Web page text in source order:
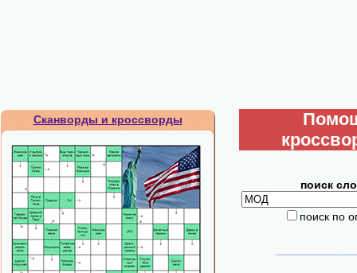
Сканворды и кроссворды
поиск
поиск по